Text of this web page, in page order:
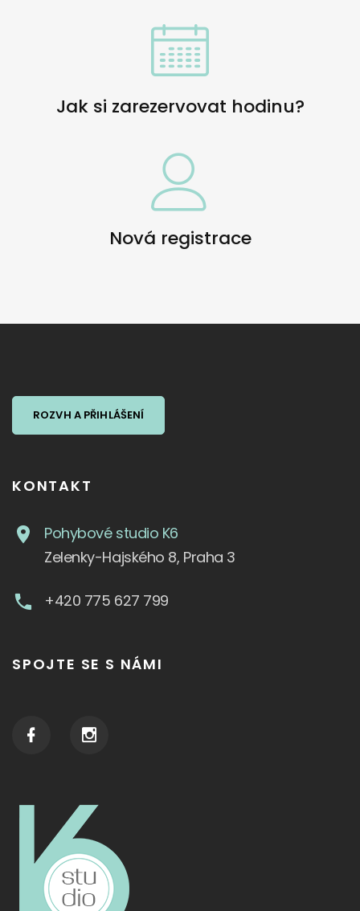
Jak si zarezervovat hodinu?
Nová registrace
ROZVH A PŘIHLÁŠENÍ
KONTAKT
Pohybové studio K6
Zelenky-Hajského 8, Praha 3
+420 775 627 799
SPOJTE SE S NÁMI